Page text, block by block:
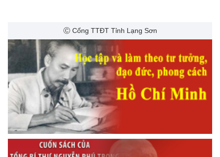
Ⓒ Cổng TTĐT Tỉnh Lạng Sơn